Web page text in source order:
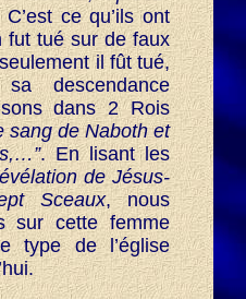
C’est ce qu’ils ont
fut tué sur de faux
il fût tué,
descendance
dans 2 Rois
sang de Naboth et
. En lisant les
de Jésus-
Sceaux, nous
sur cette femme
type de l’église